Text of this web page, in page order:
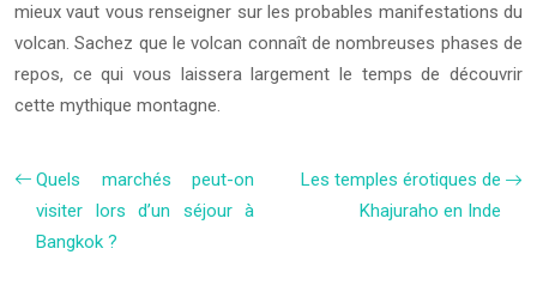
mieux vaut vous renseigner sur les probables manifestations du
volcan. Sachez que le volcan connaît de nombreuses phases de
repos, ce qui vous laissera largement le temps de découvrir
cette mythique montagne.
Quels marchés peut-on
visiter lors d’un séjour à
Bangkok ?
Les temples érotiques de
Khajuraho en Inde